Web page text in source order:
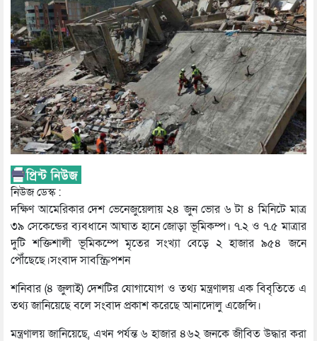
নিউজ ডেস্ক :
দক্ষিণ আমেরিকার দেশ ভেনেজুয়েলায় ২৪ জুন ভোর ৬ টা ৪ মিনিটে মাত্র
৩৯ সেকেন্ডের ব্যবধানে আঘাত হানে জোড়া ভূমিকম্প। ৭.২ ও ৭.৫ মাত্রার
দুটি শক্তিশালী ভূমিকম্পে মৃতের সংখ্যা বেড়ে ২ হাজার ৯৫৪ জনে
পৌঁছেছে।সংবাদ সাবস্ক্রিপশন
শনিবার (৪ জুলাই) দেশটির যোগাযোগ ও তথ্য মন্ত্রণালয় এক বিবৃতিতে এ
তথ্য জানিয়েছে বলে সংবাদ প্রকাশ করেছে আনাদোলু এজেন্সি।
মন্ত্রণালয় জানিয়েছে, এখন পর্যন্ত ৬ হাজার ৪৬২ জনকে জীবিত উদ্ধার করা